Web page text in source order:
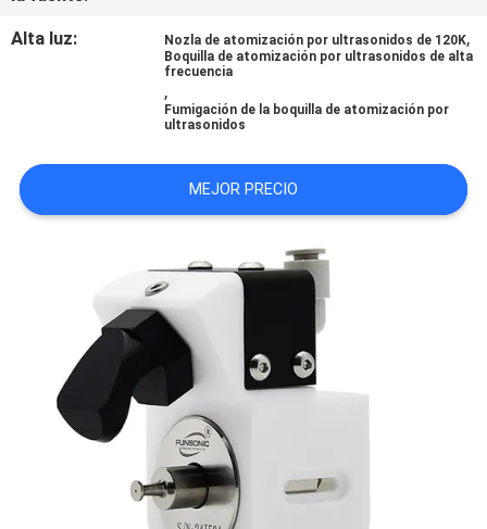
NOTICIAS
SOLICITAR
UNA
COTIZACIÓN
SITIO
POLÍTICA
Alta luz: Nozla de atomización por ultrasonidos de 120K,
Boquilla de atomización por ultrasonidos de alta
frecuencia
,
Fumigación de la boquilla de atomización por
ultrasonidos
MEJOR PRECIO